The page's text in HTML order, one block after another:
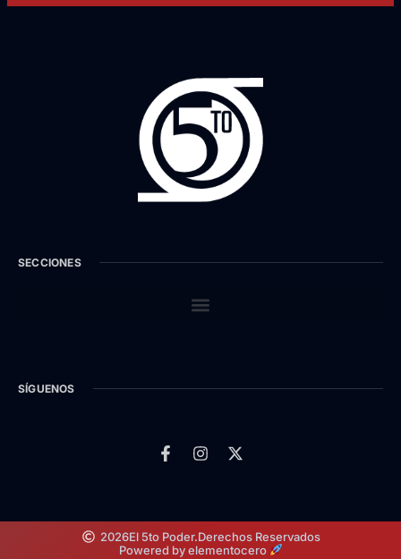
SECCIONES
SÍGUENOS
2026El 5to Poder.Derechos Reservados
Powered by elementocero